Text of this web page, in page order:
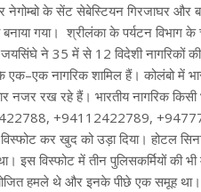
नेगोम्बो के सेंट सेबेस्टियन गिरजाघर और
गया। श्रीलंका के पर्यटन विभाग
ने 35में से12विदेशी नागरिकों
एक–एक नागरिक शामिल हैं। कोलंबो में
नजर रख रहे हैं। भारतीय नागरिक किसी
+94112422789,
कर खुद को उड़ा दिया। होटल
इस विस्फोट में तीन पुलिसकर्मियों की
हमले थे और इनके पीछे एक समूह था।